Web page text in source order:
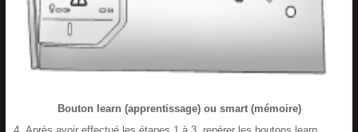
Bouton learn (apprentissage) ou smart (mémoire)